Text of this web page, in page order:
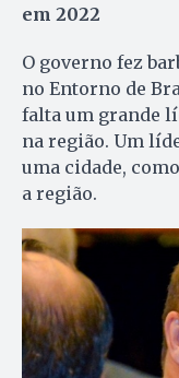
em 2022
O governo fez
no Entorno de
falta um grande
na região. Um
uma cidade,
a região.